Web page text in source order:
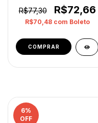
Vermelho
R$77,30 R$72,66
R$70,48 com Boleto
6%
OFF